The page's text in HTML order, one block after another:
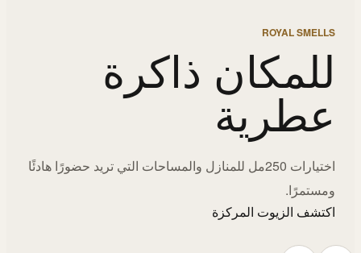
ROYAL SMELLS
للمكان ذاكرة
عطرية
اختيارات 250مل للمنازل والمساحات التي تريد حضورًا هادئًا
ومستمرًا.
اكتشف الزيوت المركزة